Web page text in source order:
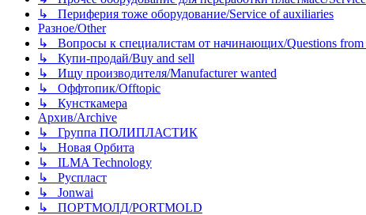
↳ Периферия тоже оборудование/Service of auxiliaries
Разное/Other
↳ Вопросы к специалистам от начинающих/Questions from
↳ Купи-продай/Buy and sell
↳ Ищу производителя/Manufacturer wanted
↳ Оффтопик/Offtopic
↳ Кунсткамера
Архив/Archive
↳ Группа ПОЛИПЛАСТИК
↳ Новая Орбита
↳ ILMA Technology
↳ Руспласт
↳ Jonwai
↳ ПОРТМОЛД/PORTMOLD